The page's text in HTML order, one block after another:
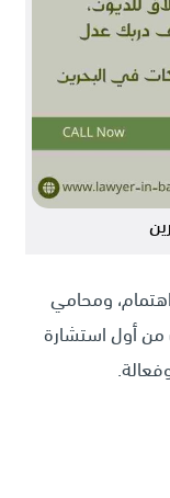
ومحامي
من أول استشارة